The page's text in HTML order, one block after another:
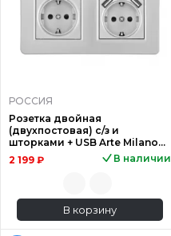
РОССИЯ
Розетка двойная
(двухпостовая) с/з и
шторками + USB Arte Milano
SET16-2-47-1-40-1 silver
2 199 ₽ В наличии
В корзину